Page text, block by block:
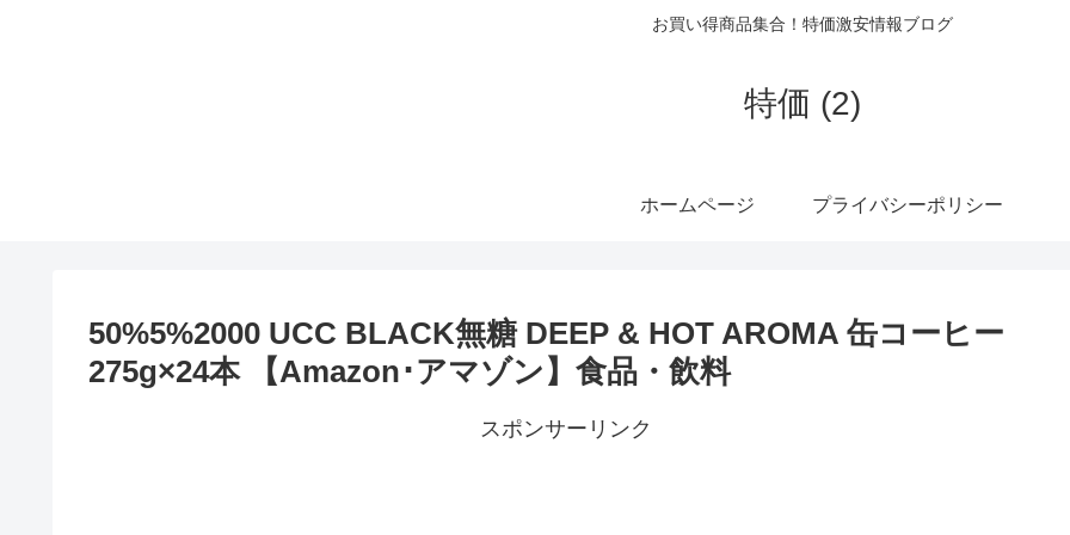
お買い得商品集合！特価激安情報ブログ
特価 (2)
ホームページ プライバシーポリシー
50%5%2000 UCC BLACK無糖 DEEP & HOT AROMA 缶コーヒー
275g×24本 【Amazon･アマゾン】食品・飲料
スポンサーリンク